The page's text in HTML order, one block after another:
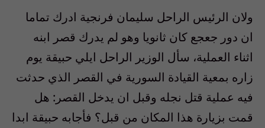
ولان الرئيس الراحل سليمان فرنجية ادرك تماما
ان دور جعجع كان ثانويا وهو لم يدرك قصر ابنه
اثناء العملية، سأل الوزير الراحل ايلي حبيقة يوم
زاره بمعية القيادة السورية في القصر الذي حدثت
فيه عملية قتل نجله وقبل ان يدخل القصر: هل
قمت بزيارة هذا المكان من قبل؟ فأجابه حبيقة ابدا